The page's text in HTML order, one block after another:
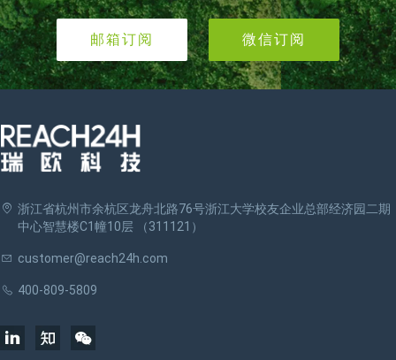
邮箱订阅 微信订阅
浙江省杭州市余杭区龙舟北路76号浙江大学校友企业总部经济园二期
中心智慧楼C1幢10层 （311121）
customer@reach24h.com
400-809-5809